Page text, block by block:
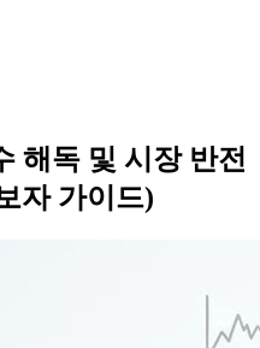
해독 및 시장 반전
자 가이드)